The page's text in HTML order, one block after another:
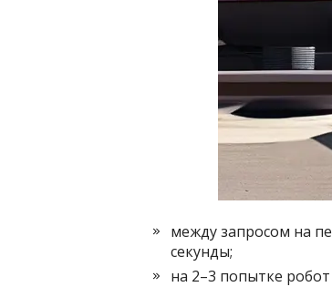
между запросом на
секунды;
на 2–3 попытке